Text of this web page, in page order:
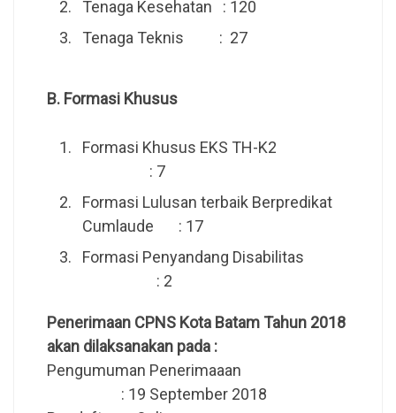
Tenaga Kesehatan : 120
Tenaga Teknis : 27
B. Formasi Khusus
Formasi Khusus EKS TH-K2
: 7
Formasi Lulusan terbaik Berpredikat
Cumlaude : 17
Formasi Penyandang Disabilitas
: 2
Penerimaan CPNS Kota Batam Tahun 2018
akan dilaksanakan pada :
Pengumuman Penerimaaan
: 19 September 2018